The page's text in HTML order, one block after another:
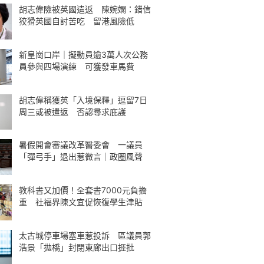
胡志偉險被英國遣返 陳婉嫻：錯信
狡猾英國自討苦吃 留港風險低
新皇崗口岸｜擬動員逾3萬人次公務
員參與四場演練 可獲發車馬費
胡志偉稱獲英「入境保釋」逗留7日
周三或被遣返 否認尋求庇護
暑假開會審議改革醫委會 一議員
「彈弓手」退出惹微言｜政圈風聲
教科書又加價！全套書7000元負擔
重 社福界陳文宜促恢復學生津貼
太古城停車場塞車惹投訴 區議員郭
浩景「拋橋」封閉東廊出口捱批